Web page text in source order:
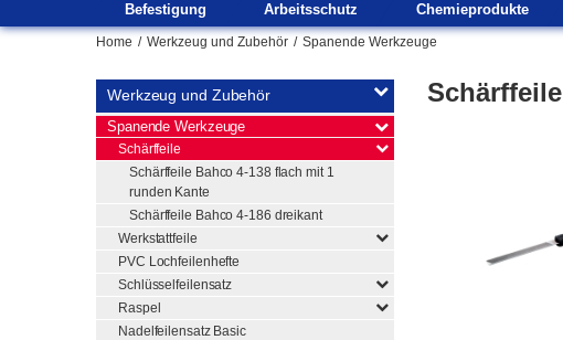
Befestigung Arbeitsschutz Chemieprodukte
Home / Werkzeug und Zubehör / Spanende Werkzeuge
Werkzeug und Zubehör
Spanende Werkzeuge
Schärffeile
Schärffeile Bahco 4-138 flach mit 1
runden Kante
Schärffeile Bahco 4-186 dreikant
Werkstattfeile
PVC Lochfeilenhefte
Schlüsselfeilensatz
Raspel
Nadelfeilensatz Basic
Schärffeile